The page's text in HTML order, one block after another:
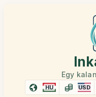
Egy
HU USD